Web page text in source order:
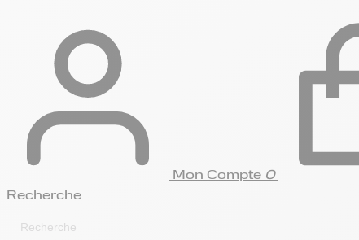
Mon Compte 0
Recherche